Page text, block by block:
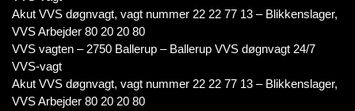
Akut VVS døgnvagt, vagt nummer 22 22 77 13 – Blikkenslager,
VVS Arbejder 80 20 20 80
VVS vagten – 2750 Ballerup – Ballerup VVS døgnvagt 24/7
VVS-vagt
Akut VVS døgnvagt, vagt nummer 22 22 77 13 – Blikkenslager,
VVS Arbejder 80 20 20 80